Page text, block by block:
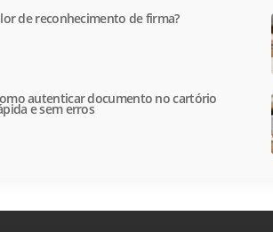
de reconhecimento de firma?
autenticar documento no cartório
e sem erros